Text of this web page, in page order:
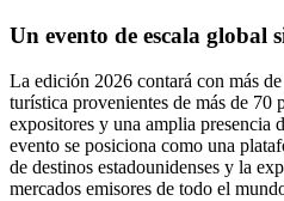
Un evento de escala global
La edición 2026 contará con más
turística provenientes de más de 70
expositores y una amplia presencia
evento se posiciona como una
de destinos estadounidenses y la
mercados emisores de todo el